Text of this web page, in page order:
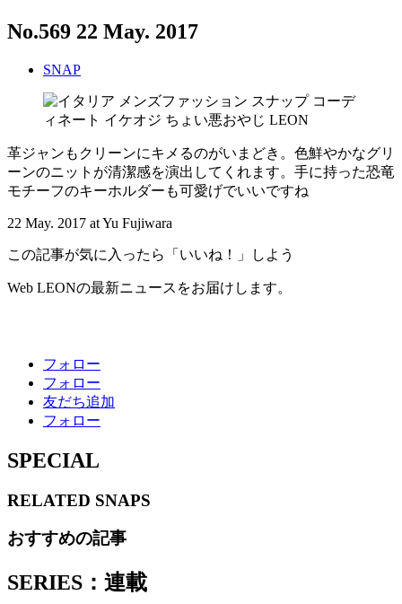
No.569 22 May. 2017
SNAP
革ジャンもクリーンにキメるのがいまどき。色鮮やかなグリ
ーンのニットが清潔感を演出してくれます。手に持った恐竜
モチーフのキーホルダーも可愛げでいいですね
22 May. 2017 at Yu Fujiwara
この記事が気に入ったら「いいね！」しよう
Web LEONの最新ニュースをお届けします。
フォロー
フォロー
友だち追加
フォロー
SPECIAL
RELATED SNAPS
おすすめの記事
SERIES：連載